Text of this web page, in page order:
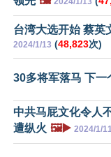
台湾大选开始 蔡英
2024/1/13 (48,823次)
30多将军落马 下一
中共马屁文化令人
遭纵火 🖼️▶️ 2024/1/11